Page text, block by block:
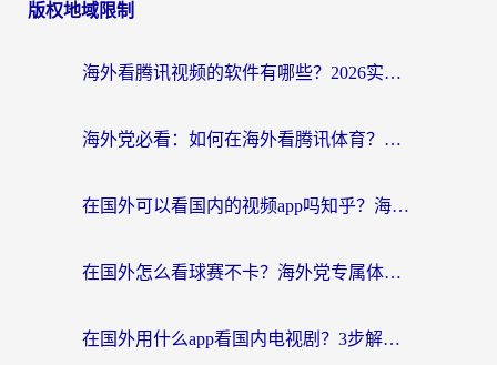
版权地域限制
海外看腾讯视频的软件有哪些？2026实测有效，留学生都在用的回国加速器指南
海外党必看：如何在海外看腾讯体育？解决赛事直播地区限制的终极指南
在国外可以看国内的视频app吗知乎？海外党亲测有效的追剧加速方案
在国外怎么看球赛不卡？海外党专属体育直播自由指南
在国外用什么app看国内电视剧？3步解决版权限制+卡顿难题